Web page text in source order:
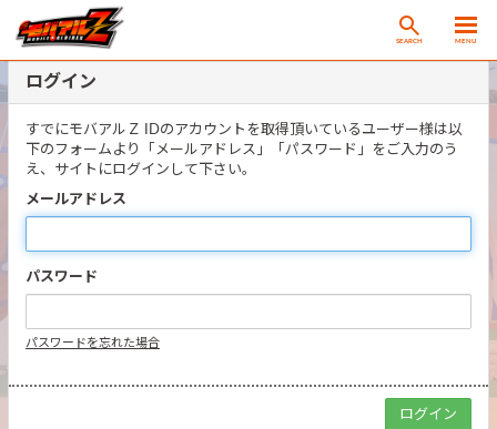
SEARCH MENU
ログイン
すでにモバアルＺ IDのアカウントを取得頂いているユーザー様は以
下のフォームより「メールアドレス」「パスワード」をご入力のう
え、サイトにログインして下さい。
メールアドレス
パスワード
パスワードを忘れた場合